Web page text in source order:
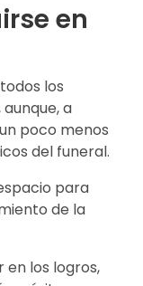
en
los
a
poco menos
del funeral.
para
de la
en los logros,